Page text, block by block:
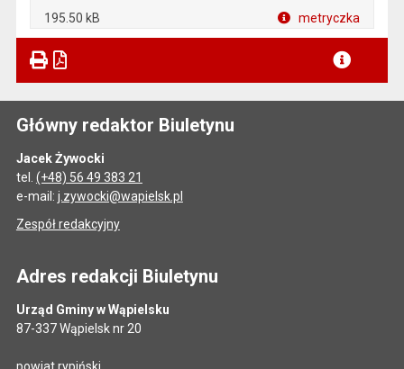
195.50 kB metryczka
Główny redaktor Biuletynu
Jacek Żywocki
tel. (+48) 56 49 383 21
e-mail: j.zywocki@wapielsk.pl
Zespół redakcyjny
Adres redakcji Biuletynu
Urząd Gminy w Wąpielsku
87-337 Wąpielsk nr 20
powiat rypiński